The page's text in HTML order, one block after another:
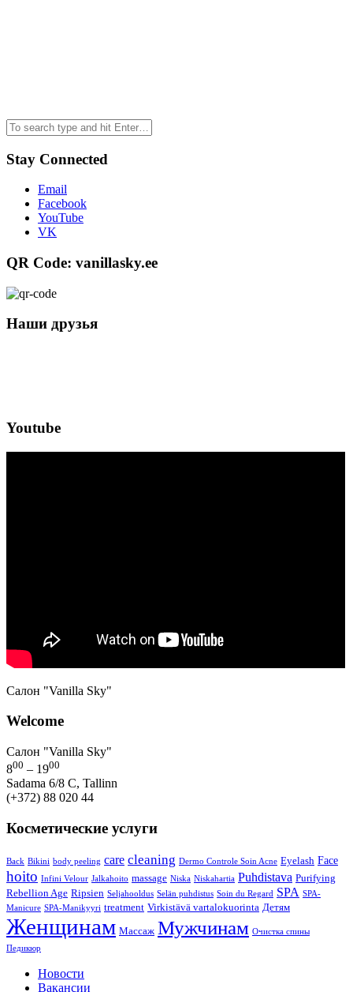
Stay Connected
Email
Facebook
YouTube
VK
QR Code: vanillasky.ee
Наши друзья
Youtube
Салон "Vanilla Sky"
Welcome
Салон "Vanilla Sky"
800 – 1900
Sadama 6/8 C, Tallinn
(+372) 88 020 44
Косметические услуги
Back Bikini body peeling care cleaning Dermo Controle Soin Acne Eyelash Face
hoito Infini Velour Jalkahoito massage Niska Niskahartia Puhdistava Purifying
Rebellion Age Ripsien Seljahooldus Selän puhdistus Soin du Regard SPA SPA-
Manicure SPA-Manikyyri treatment Virkistävä vartalokuorinta Детям
Женщинам Массаж Мужчинам Очистка спины
Педикюр
Новости
Вакансии